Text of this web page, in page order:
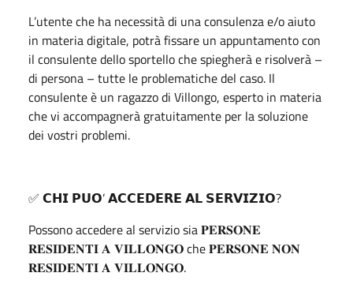
L’utente che ha necessità di una consulenza e/o aiuto
in materia digitale, potrà fissare un appuntamento con
il consulente dello sportello che spiegherà e risolverà –
di persona – tutte le problematiche del caso. Il
consulente è un ragazzo di Villongo, esperto in materia
che vi accompagnerà gratuitamente per la soluzione
dei vostri problemi.
✅️ 𝗖𝗛𝗜 𝗣𝗨𝗢’ 𝗔𝗖𝗖𝗘𝗗𝗘𝗥𝗘 𝗔𝗟 𝗦𝗘𝗥𝗩𝗜𝗭𝗜𝗢?
Possono accedere al servizio sia 𝐏𝐄𝐑𝐒𝐎𝐍𝐄
𝐑𝐄𝐒𝐈𝐃𝐄𝐍𝐓𝐈 𝐀 𝐕𝐈𝐋𝐋𝐎𝐍𝐆𝐎 che 𝐏𝐄𝐑𝐒𝐎𝐍𝐄 𝐍𝐎𝐍
𝐑𝐄𝐒𝐈𝐃𝐄𝐍𝐓𝐈 𝐀 𝐕𝐈𝐋𝐋𝐎𝐍𝐆𝐎.